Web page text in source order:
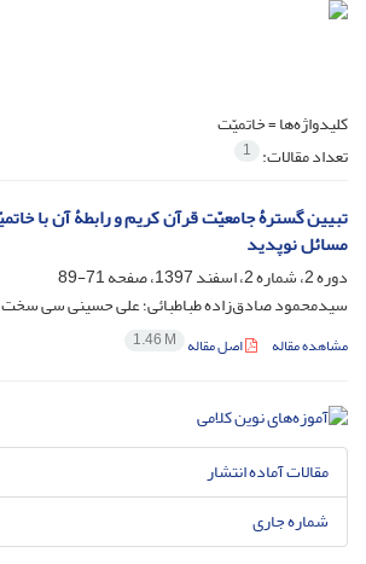
کلیدواژه‌ها =خاتمیّت
تعداد مقالات: 1
تبیین گسترۀ جامعیّت قرآن کریم و رابطۀ آن با
مسائل نوپدید
دوره 2، شماره 2، اسفند 1397، صفحه
71-89
سیدمحمود صادق‌زاده طباطبائی؛ علی حسینی سی سخت
مشاهده مقاله اصل مقاله 1.46 M
مقالات آماده انتشار
شماره جاری